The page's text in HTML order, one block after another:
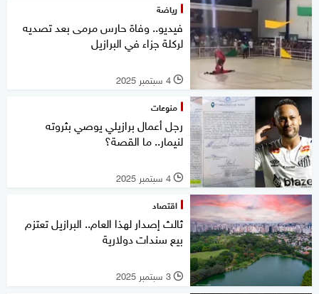
رياضة
فيديو.. وفاة حارس مرمى بعد تصديه
لركلة جزاء في البرازيل
l 4 سبتمبر 2025
منوعات
رجل أعمال برازيلي يوصي بثروته
لنيمار.. ما القصة؟
l 4 سبتمبر 2025
اقتصاد
ثالث إصدار لهذا العام.. البرازيل تعتزم
بيع سندات دولارية
l 3 سبتمبر 2025